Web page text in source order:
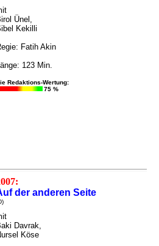
Ünel,
Kekilli
Fatih Akin
123 Min.
Redaktions-Wertung:
75 %
der anderen Seite
Davrak,
Köse